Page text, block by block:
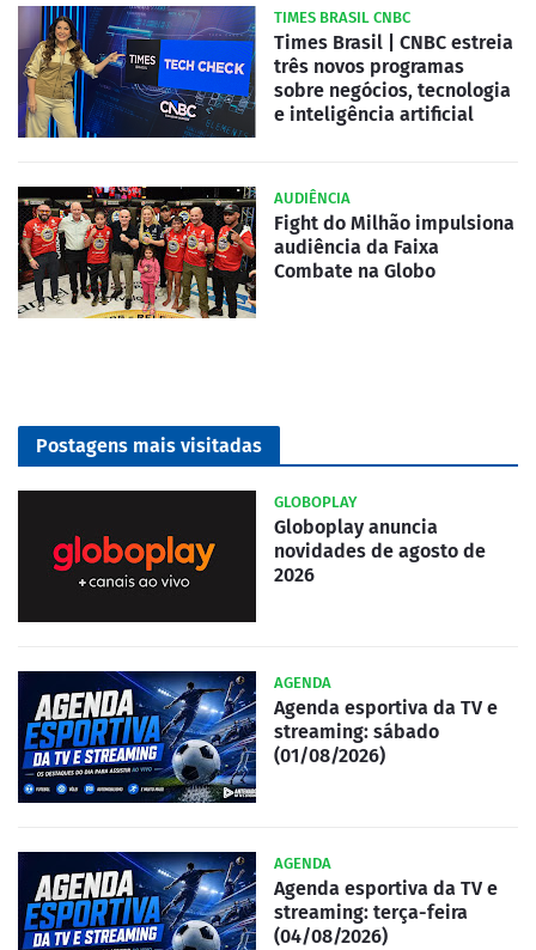
TIMES BRASIL CNBC
Times Brasil | CNBC estreia
três novos programas
sobre negócios, tecnologia
e inteligência artificial
AUDIÊNCIA
Fight do Milhão impulsiona
audiência da Faixa
Combate na Globo
Postagens mais visitadas
GLOBOPLAY
Globoplay anuncia
novidades de agosto de
2026
AGENDA
Agenda esportiva da TV e
streaming: sábado
(01/08/2026)
AGENDA
Agenda esportiva da TV e
streaming: terça-feira
(04/08/2026)